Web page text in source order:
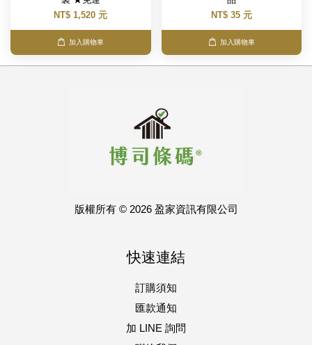
NT$ 1,520 元
加入購物車
NT$ 35 元
加入購物車
版權所有 © 2026 盈家資訊有限公司
快速連結
訂購須知
匯款通知
加 LINE 詢問